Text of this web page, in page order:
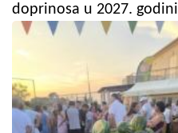
doprinosa u 2027. godini